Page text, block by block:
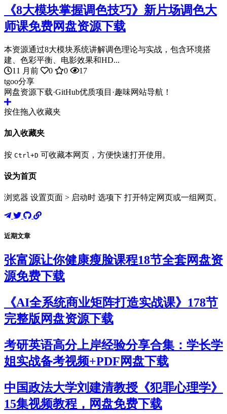
《8大模块掌握调色技巧》新片场调色大
师课免费网盘资源下载
本资源通过8大模块系统讲解调色理论与实战，包含环境搭
建、色彩平衡、电影效果和HD...
11 月前
0 0
17
tgoo分享
网盘资源下载·GitHub优质项目·趣味网站导航！
按住拖入收藏夹
加入收藏夹
按 Ctrl+D 可收藏本网页，方便快速打开使用。
设为首页
浏览器 设置页面 > 启动时 选项下 打开特定网页或一组网页。
近期文章
张富源让你健康瘦脸课程18节全套网盘资
源免费下载
《AI全系统商业矩阵打造实战课》178节
完整版网盘资源下载
考研英语高分上岸经验分享合集：学长学
姐实战备考视频+PDF网盘下载
中国政法大学刘建清教授《犯罪心理学》
15集视频教程，网盘免费下载